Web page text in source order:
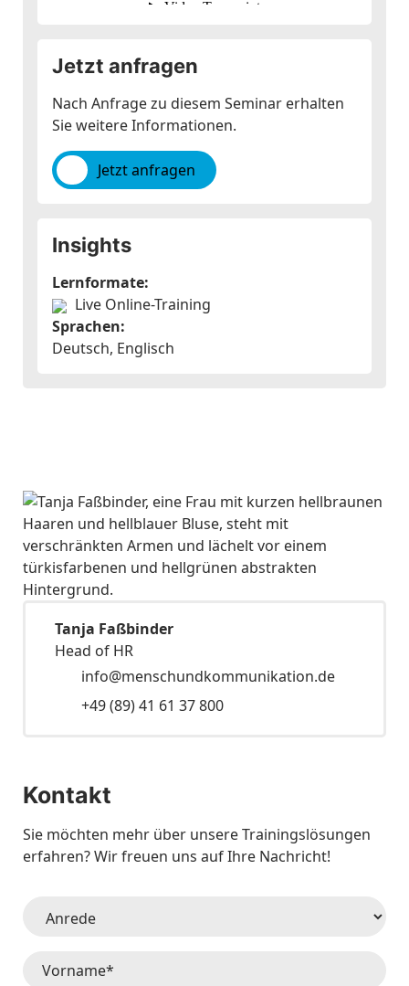
Jetzt anfragen
Nach Anfrage zu diesem Seminar erhalten
Sie weitere Informationen.
Jetzt anfragen
Insights
Lernformate:
Live Online-Training
Sprachen:
Deutsch, Englisch
Tanja Faßbinder
Head of HR
info@menschundkommunikation.de
+49 (89) 41 61 37 800
Kontakt
Sie möchten mehr über unsere Trainingslösungen
erfahren?Wir freuen uns auf Ihre Nachricht!